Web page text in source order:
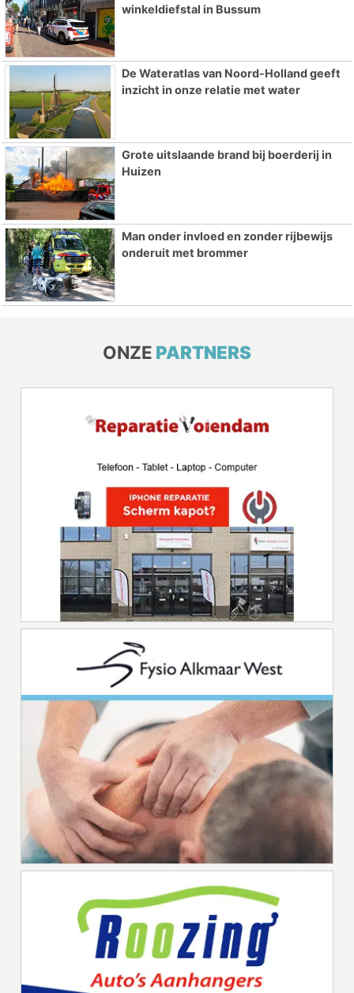
winkeldiefstal in Bussum
De Wateratlas van Noord-Holland geeft
inzicht in onze relatie met water
Grote uitslaande brand bij boerderij in
Huizen
Man onder invloed en zonder rijbewijs
onderuit met brommer
ONZE PARTNERS